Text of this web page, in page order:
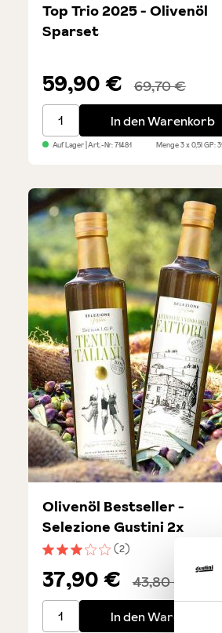
Top Trio 2025 - Olivenöl
Sparset
59,90 € 69,70 €
Top Trio 2025 - Olivenöl Sparset
In den Warenkorb
Auf Lager| Art.-Nr:71481 Menge3 x 0,5lGP:
Durchschnittliche Bewertung
(2)
Olivenöl Bestseller -
Selezione Gustini 2x
37,90 € 43,80 €
Olivenöl Bestseller - Selezione
In den Warenkorb